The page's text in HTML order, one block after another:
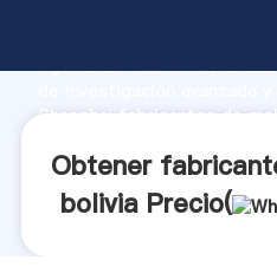
Agarrando fuerte
Shanghai fabricantes de
Obtener
bolivia Precio(